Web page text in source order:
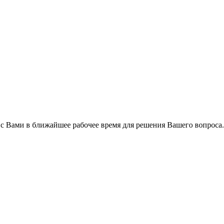
в ближайшее рабочее время для решения Вашего вопроса.